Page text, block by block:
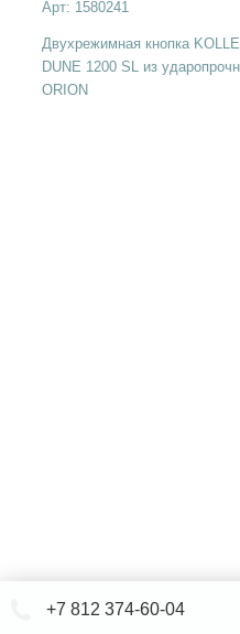
Арт: 1580241
Двухрежимная кнопка
DUNE 1200 SL из
ORION
+7 812 374-60-04